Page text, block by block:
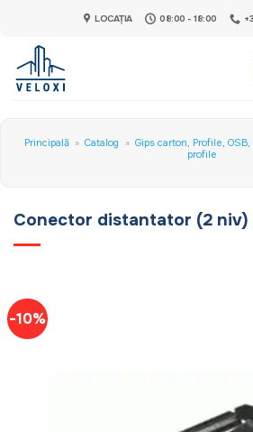
content
LOCAȚIA 08:00 - 18:00
Principală » Catalog » Gips carton, Profile, OSB,
profile
Conector distantator (2 niv)
-10%